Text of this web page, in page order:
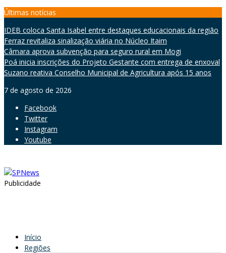
Skip
content
Últimas notícias
IDEB coloca Santa Isabel entre destaques educacionais da região
Ferraz revitaliza sinalização viária no Núcleo Itaim
Câmara aprova subvenção para seguro rural em Mogi
Poá inicia inscrições do Projeto Gestante com entrega de enxoval
Suzano reativa Conselho Municipal de Agricultura após 15 anos
7 de agosto de 2026
Facebook
Twitter
Instagram
Youtube
Publicidade
Início
Regiões